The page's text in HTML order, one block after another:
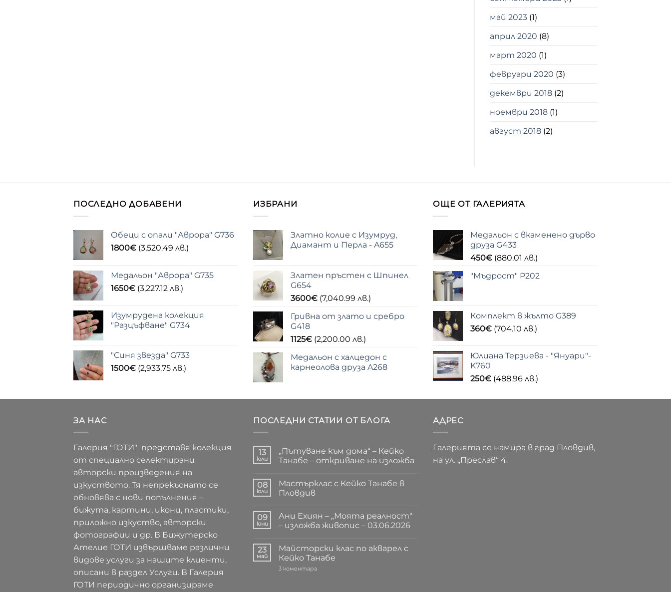
май 2023(1)
април 2020 (8)
март 2020 (1)
февруари 2020 (3)
декември 2018(2)
ноември 2018(1)
август 2018(2)
ПОСЛЕДНО ДОБАВЕНИ
Обеци с опали "Аврора" G736
1800€ (3,520.49 лв.)
Медальон "Аврора" G735
1650€ (3,227.12 лв.)
Изумрудена колекция
"Разцъфване" G734
"Синя звезда" G733
1500€ (2,933.75 лв.)
ИЗБРАНИ
Златно колие с Изумруд,
Диамант и Перла - A655
Златен пръстен с Шпинел
G654
3600€ (7,040.99 лв.)
Гривна от злато и сребро
G418
1125€ (2,200.00 лв.)
Медальон с халцедон с
карнеолова друза A268
ОЩЕ ОТ ГАЛЕРИЯТА
Медальон с вкаменено дърво
друза G433
450€ (880.01 лв.)
"Мъдрост" P202
Комплект в жълто G389
360€ (704.10 лв.)
Юлиана Терзиева - "Януари"-
K760
250€ (488.96 лв.)
ЗА НАС
Галерия "ГОТИ" представя колекция
от специално селектирани
авторски произведения на
изкуството. Тя непрекъснато се
обновява с нови попълнения –
бижута, картини, икони, пластики,
приложно изкуство, авторски
фотографии и др. В Бижутерско
Ателие ГОТИ извършваме различни
видове услуги за нашите клиенти,
описани в раздел Услуги. В Галерия
ГОТИ периодично организираме
ПОСЛЕДНИ СТАТИИ ОТ БЛОГА
13
юли
„Пътуване към дома“ – Кейко
Танабе – откриване на изложба
за
„Пътуване
към
Кейко
Танабе
изложба
08
юли
Мастърклас с Кейко Танабе в
Пловдив
за
Мастърклас
в
Пловдив
09
юни
Ани Ехиян – „Моята реалност“
– изложба живопис – 03.06.2026
за
Ани
Ехиян
–
23
май
Майсторски клас по акварел с
Кейко Танабе
3 коментараза
АДРЕС
Галерията се намира в град Пловдив,
на ул. „Преслав“ 4.